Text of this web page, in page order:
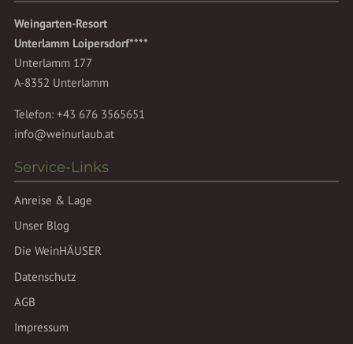
Weingarten-Resort
Unterlamm Loipersdorf****
Unterlamm 177
A-8352 Unterlamm
Telefon:+43 676 3565651
info@weinurlaub.at
Service-Links
Anreise & Lage
Unser Blog
Die WeinHÄUSER
Datenschutz
AGB
Impressum